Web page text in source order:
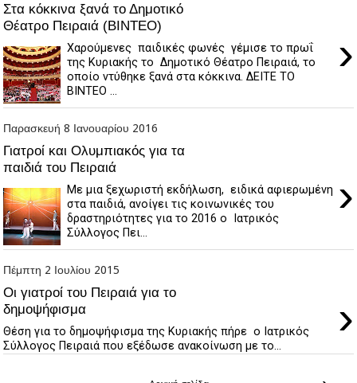
Στα κόκκινα ξανά το Δημοτικό
Θέατρο Πειραιά (ΒΙΝΤΕΟ)
›
Χαρούμενες παιδικές φωνές γέμισε το πρωΐ
της Κυριακής το Δημοτικό Θέατρο Πειραιά, το
οποίο ντύθηκε ξανά στα κόκκινα. ΔΕΙΤΕ ΤΟ
ΒΙΝΤΕΟ ...
Παρασκευή 8 Ιανουαρίου 2016
Γιατροί και Ολυμπιακός για τα
παιδιά του Πειραιά
›
Με μια ξεχωριστή εκδήλωση, ειδικά αφιερωμένη
στα παιδιά, ανοίγει τις κοινωνικές του
δραστηριότητες για το 2016 ο Ιατρικός
Σύλλογος Πει...
Πέμπτη 2 Ιουλίου 2015
Οι γιατροί του Πειραιά για το
δημοψήφισμα
›
Θέση για το δημοψήφισμα της Κυριακής πήρε ο Ιατρικός
Σύλλογος Πειραιά που εξέδωσε ανακοίνωση με το...